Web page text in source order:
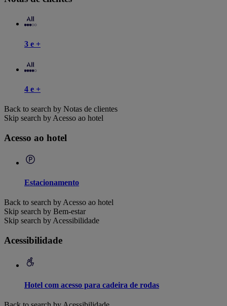
3 e +
4 e +
Back to search by Notas de clientes
Skip search by Acesso ao hotel
Acesso ao hotel
Estacionamento
Back to search by Acesso ao hotel
Skip search by Bem-estar
Skip search by Acessibilidade
Acessibilidade
Hotel com acesso para cadeira de rodas